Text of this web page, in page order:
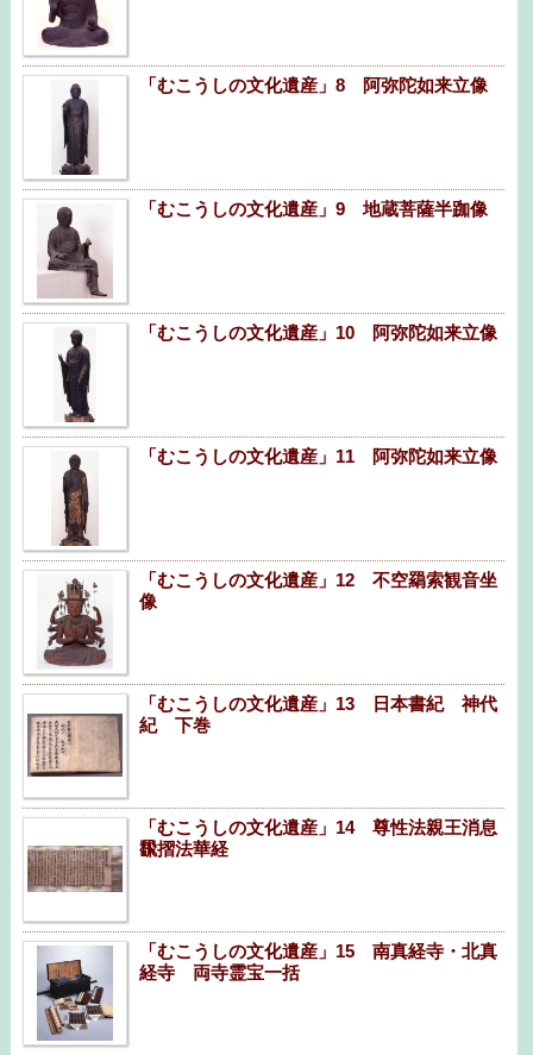
「むこうしの文化遺産」8 阿弥陀如来立像
「むこうしの文化遺産」9 地蔵菩薩半跏像
「むこうしの文化遺産」10 阿弥陀如来立像
「むこうしの文化遺産」11 阿弥陀如来立像
「むこうしの文化遺産」12 不空羂索観音坐
像
「むこうしの文化遺産」13 日本書紀 神代
紀 下巻
「むこうしの文化遺産」14 尊性法親王消息
飜摺法華経
「むこうしの文化遺産」15 南真経寺・北真
経寺 両寺霊宝一括